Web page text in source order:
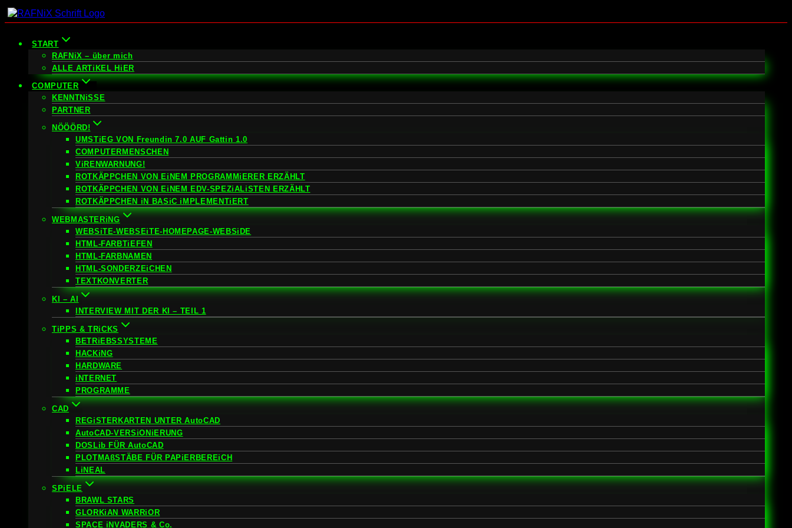
Zum
Inhalt
START
RAFNiX – über mich
ALLE ARTiKEL HiER
COMPUTER
KENNTNiSSE
PARTNER
NÖÖÖRD!
UMSTiEG VON Freundin 7.0 AUF Gattin 1.0
COMPUTERMENSCHEN
ViRENWARNUNG!
ROTKÄPPCHEN VON EiNEM PROGRAMMiERER ERZÄHLT
ROTKÄPPCHEN VON EiNEM EDV-SPEZiALiSTEN ERZÄHLT
ROTKÄPPCHEN iN BASiC iMPLEMENTiERT
WEBMASTERiNG
WEBSiTE-WEBSEiTE-HOMEPAGE-WEBSiDE
HTML-FARBTiEFEN
HTML-FARBNAMEN
HTML-SONDERZEiCHEN
TEXTKONVERTER
KI – AI
INTERVIEW MIT DER KI – TEIL 1
TiPPS & TRiCKS
BETRiEBSSYSTEME
HACKiNG
HARDWARE
iNTERNET
PROGRAMME
CAD
REGiSTERKARTEN UNTER AutoCAD
AutoCAD-VERSiONiERUNG
DOSLib FÜR AutoCAD
PLOTMAßSTÄBE FÜR PAPiERBEREiCH
LiNEAL
SPiELE
BRAWL STARS
GLORKiAN WARRiOR
SPACE iNVADERS & Co.